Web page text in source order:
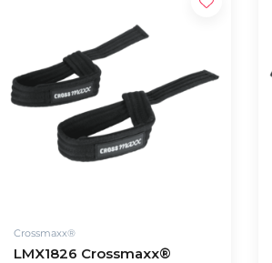
Crossmaxx®
LMX1826 Crossmaxx®